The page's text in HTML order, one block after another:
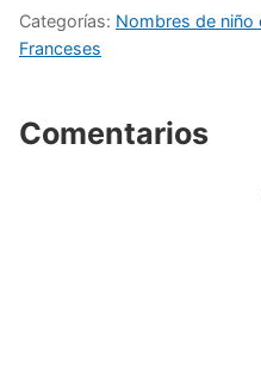
Categorías: Nombres de niño
Franceses
Comentarios